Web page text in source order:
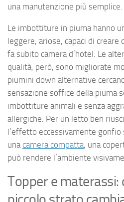
una manutenzione più semplice.
Le imbottiture in piuma hanno
leggere, ariose, capaci di
fa subito camera d’hotel. Le
qualità, però, sono migliorate
piumini down alternative
sensazione soffice della piuma
imbottiture animali e senza
allergiche. Per un letto ben
l’effetto eccessivamente gonfio
una camera compatta, una
può rendere l’ambiente
Topper e materassi: